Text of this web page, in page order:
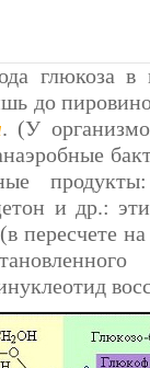
глюкоза
до
. (У
и др.:
(в пересчете